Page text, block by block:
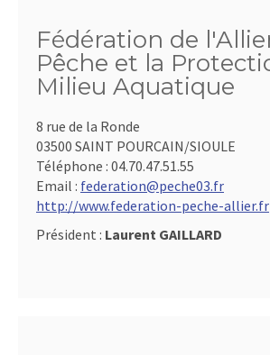
Fédération de
Pêche et la
Milieu Aquatique
8 rue de la Ronde
03500 SAINT POURCAIN/SIOULE
Téléphone : 04.70.47.51.55
Email : federation@peche03.fr
http://www.federation-peche-allier.fr
Président : Laurent GAILLARD